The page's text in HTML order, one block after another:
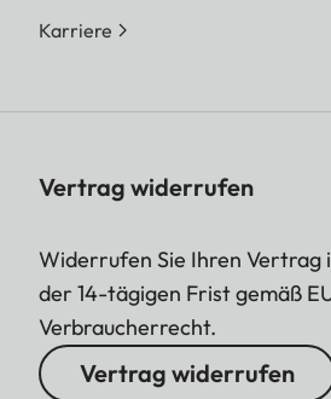
Karriere
Vertrag widerrufen
Widerrufen Sie Ihren Vertrag
der 14-tägigen Frist gemäß
Verbraucherrecht.
Vertrag widerrufen